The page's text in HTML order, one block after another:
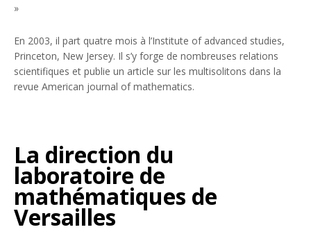
»
En 2003, il part quatre mois à l’Institute of advanced studies,
Princeton, New Jersey. Il s’y forge de nombreuses relations
scientifiques et publie un article sur les multisolitons dans la
revue American journal of mathematics.
La direction du
laboratoire de
mathématiques de
Versailles